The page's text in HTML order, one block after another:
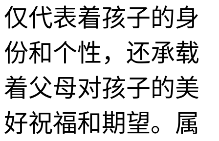
仅代表着孩子的身
份和个性，还承载
着父母对孩子的美
好祝福和期望。属